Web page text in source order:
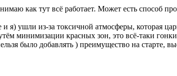
как тут всё работает. Может есть способ
я) ушли из-за токсичной атмосферы, которая
минимизации красных зон, это всё-таки
было добавлять ) преимущество на